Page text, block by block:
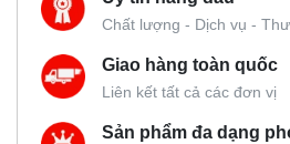
Chất lượng - Dịch vụ -
Giao hàng toàn quốc
Liên kết tất cả các đơn vị
Sản phẩm đa dạng